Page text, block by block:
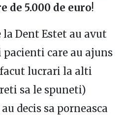
5.000 de euro!
la Dent Estet au avut
care au ajuns
lucrari la alti
sa le spuneti)
decis sa porneasca